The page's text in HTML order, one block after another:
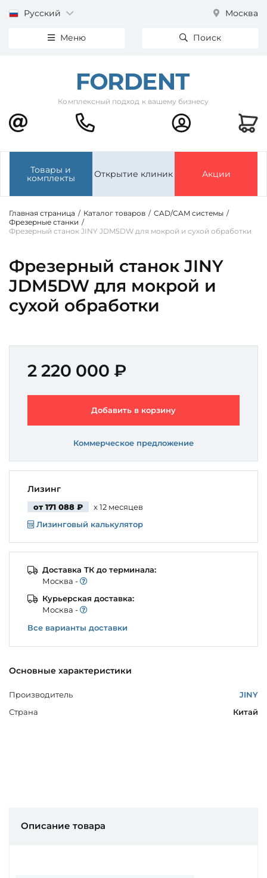
Русский Москва
Меню Поиск
Комплексный подход к вашему бизнесу
Товары и
комплекты Открытие клиник Акции
Главная страница / Каталог товаров / CAD/CAM системы /
Фрезерные станки /
Фрезерный станок JINY JDM5DW для мокрой и сухой обработки
Фрезерный станок JINY
JDM5DW для мокрой и
сухой обработки
Основные характеристики
Производитель
JINY
Страна
Китай
2 220 000 ₽
Добавить в корзину
Коммерческое предложение
Лизинг
от 171 088 ₽
x 12 месяцев
Лизинговый калькулятор
Доставка ТК до терминала:
Моcква -
Курьерская доставка:
Моcква -
Все варианты доставки
Описание товара